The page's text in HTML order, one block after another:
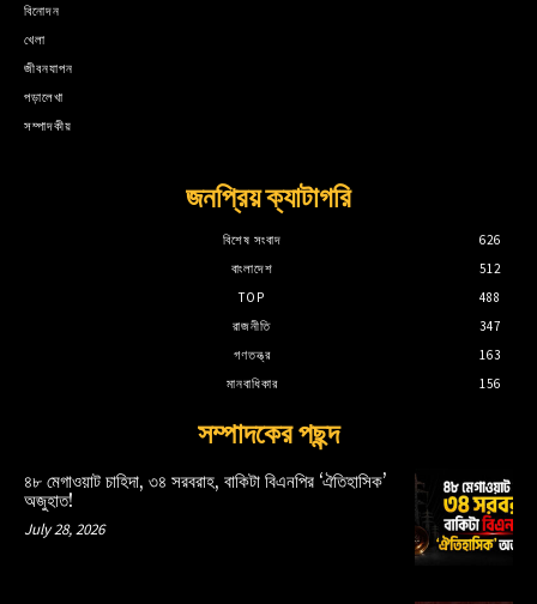
বিনোদন
খেলা
জীবনযাপন
পড়ালেখা
সম্পাদকীয়
জনপ্রিয় ক্যাটাগরি
বিশেষ সংবাদ
626
বাংলাদেশ
512
TOP
488
রাজনীতি
347
গণতন্ত্র
163
মানবাধিকার
156
সম্পাদকের পছন্দ
৪৮ মেগাওয়াট চাহিদা, ৩৪ সরবরাহ, বাকিটা বিএনপির ‘ঐতিহাসিক’
অজুহাত!
July 28, 2026